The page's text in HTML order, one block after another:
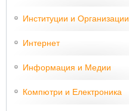
Институции и Организации
Интернет
Информация и Медии
Компютри и Електроника